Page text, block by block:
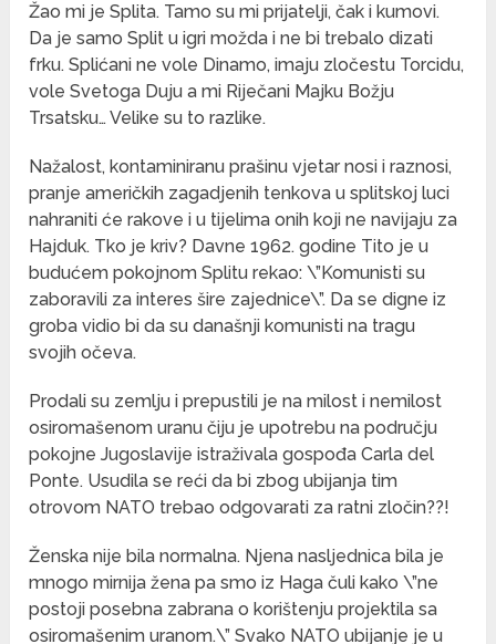
Žao mi je Splita. Tamo su mi prijatelji, čak i kumovi.
Da je samo Split u igri možda i ne bi trebalo dizati
frku. Splićani ne vole Dinamo, imaju zločestu Torcidu,
vole Svetoga Duju a mi Riječani Majku Božju
Trsatsku… Velike su to razlike.
Nažalost, kontaminiranu prašinu vjetar nosi i raznosi,
pranje američkih zagadjenih tenkova u splitskoj luci
nahraniti će rakove i u tijelima onih koji ne navijaju za
Hajduk. Tko je kriv? Davne 1962. godine Tito je u
budućem pokojnom Splitu rekao: \”Komunisti su
zaboravili za interes šire zajednice\”. Da se digne iz
groba vidio bi da su današnji komunisti na tragu
svojih očeva.
Prodali su zemlju i prepustili je na milost i nemilost
osiromašenom uranu čiju je upotrebu na području
pokojne Jugoslavije istraživala gospođa Carla del
Ponte. Usudila se reći da bi zbog ubijanja tim
otrovom NATO trebao odgovarati za ratni zločin??!
Ženska nije bila normalna. Njena nasljednica bila je
mnogo mirnija žena pa smo iz Haga čuli kako \”ne
postoji posebna zabrana o korištenju projektila sa
osiromašenim uranom.\” Svako NATO ubijanje je u